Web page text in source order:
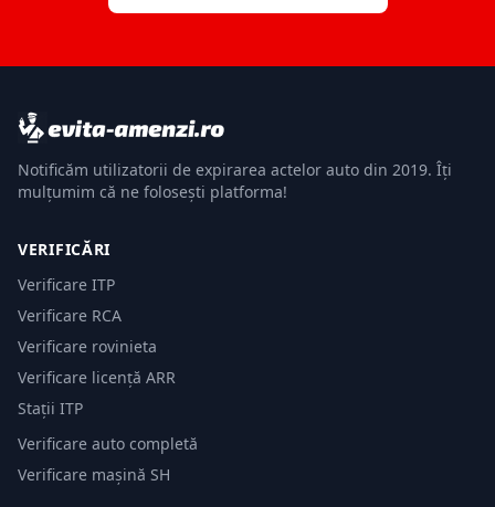
Notificăm utilizatorii de expirarea actelor auto din 2019. Îți
mulțumim că ne folosești platforma!
VERIFICĂRI
Verificare ITP
Verificare RCA
Verificare rovinieta
Verificare licență ARR
Stații ITP
Verificare auto completă
Verificare mașină SH